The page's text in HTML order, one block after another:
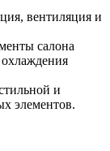
вентиляция и
салона
и
элементов.